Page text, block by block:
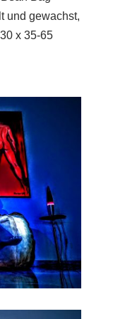
und gewachst,
x 35-65